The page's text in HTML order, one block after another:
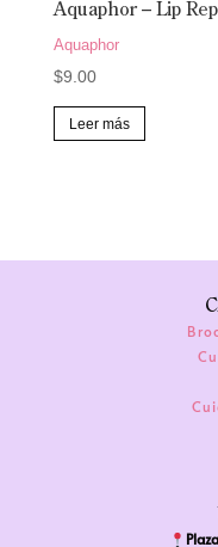
Aquaphor – Lip
Aquaphor
$9.00
Leer más